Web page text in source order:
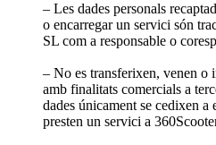
– Les dades personals
o encarregar un servici són
SL com a responsable o
– No es transferixen, venen o
amb finalitats comercials a
dades únicament se cedixen a
presten un servici a